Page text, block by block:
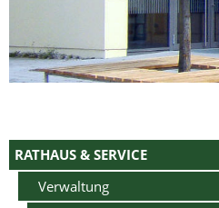
RATHAUS & SERVICE
Verwaltung